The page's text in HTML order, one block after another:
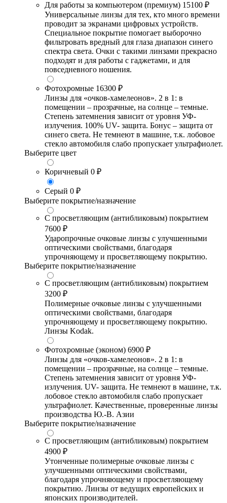
Для работы за компьютером (премиум) 15100 ₽
Универсальные линзы для тех, кто много времени
проводит за экранами цифровых устройств.
Специальное покрытие помогает выборочно
фильтровать вредный для глаза диапазон синего
спектра света. Очки с такими линзами прекрасно
подходят и для работы с гаджетами, и для
повседневного ношения.
Фотохромные 16300 ₽
Линзы для «очков-хамелеонов». 2 в 1: в
помещении – прозрачные, на солнце – темные.
Степень затемнения зависит от уровня УФ-
излучения. 100% UV- защита. Бонус – защита от
синего света. Не темнеют в машине, т.к. лобовое
стекло автомобиля слабо пропускает ультрафиолет.
Выберите цвет
Коричневый 0 ₽
Серый 0 ₽
Выберите покрытие/назначение
С просветляющим (антибликовым) покрытием
7600 ₽
Ударопрочные очковые линзы с улучшенными
оптическими свойствами, благодаря
упрочняющему и просветляющему покрытию.
Выберите покрытие/назначение
С просветляющим (антибликовым) покрытием
3200 ₽
Полимерные очковые линзы с улучшенными
оптическими свойствами, благодаря
упрочняющему и просветляющему покрытию.
Линзы Kodak.
Фотохромные (эконом) 6900 ₽
Линзы для «очков-хамелеонов». 2 в 1: в
помещении – прозрачные, на солнце – темные.
Степень затемнения зависит от уровня УФ-
излучения. UV- защита. Не темнеют в машине, т.к.
лобовое стекло автомобиля слабо пропускает
ультрафиолет. Качественные, проверенные линзы
производства Ю.-В. Азии
Выберите покрытие/назначение
С просветляющим (антибликовым) покрытием
4900 ₽
Утонченные полимерные очковые линзы с
улучшенными оптическими свойствами,
благодаря упрочняющему и просветляющему
покрытию. Линзы от ведущих европейских и
японских производителей.